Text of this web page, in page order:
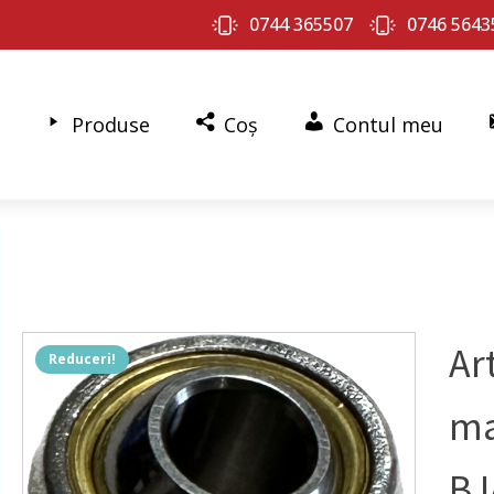
0744 365507 0746
Produse Coș Contul meu
Reduceri!